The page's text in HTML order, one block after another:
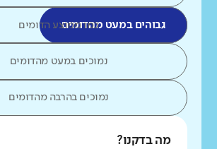
גבוהים במעט מהדומיםכמו ממוצע הדומים
נמוכים במעט מהדומים
נמוכים בהרבה מהדומים
מה בדקנו?